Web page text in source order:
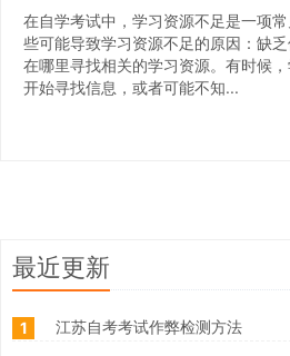
在自学考试中，学习资源不足是一项
些可能导致学习资源不足的原因：缺
在哪里寻找相关的学习资源。有时候
开始寻找信息，或者可能不知...
最近更新
1 江苏自考考试作弊检测方法